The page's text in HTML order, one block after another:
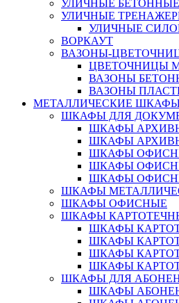
УЛИЧНЫЕ
УЛИЧНЫЕ
УЛИЧНЫЕ
ВОРКАУТ
ВАЗОНЫ-
ЦВЕТОЧНИЦЫ
ВАЗОНЫ
ВАЗОНЫ
МЕТАЛЛИЧЕСКИЕ
ШКАФЫ ДЛЯ
ШКАФЫ
ШКАФЫ
ШКАФЫ
ШКАФЫ
ШКАФЫ
ШКАФЫ
ШКАФЫ ОФИСНЫЕ
ШКАФЫ
ШКАФЫ
ШКАФЫ
ШКАФЫ
ШКАФЫ
ШКАФЫ ДЛЯ
ШКАФЫ